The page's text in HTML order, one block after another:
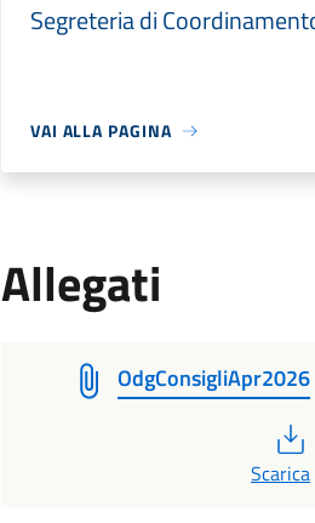
Segreteria di
VAI ALLA PAGINA
Allegati
OdgConsigliApr2026
Scarica